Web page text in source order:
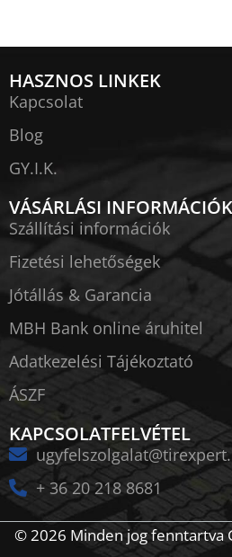
HASZNOS LINKEK
Kapcsolat
Blog
GY.I.K.
VÁSÁRLÁSI INFORMÁCIÓK
Szállítási információk
Fizetési lehetőségek
Jótállás & Garancia
MBH Bank online áruhitel
Adatkezelési Tájékoztató
ÁSZF
KAPCSOLATFELVÉTEL
+ 36 20 218 8681
© 2026 Minden jog fenntartva